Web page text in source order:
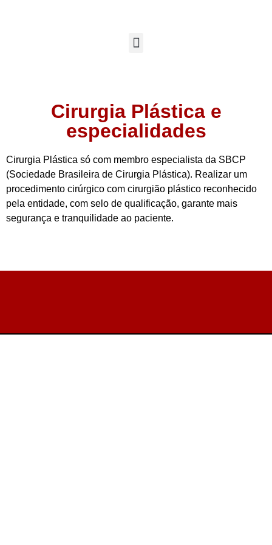
Cirurgia Plástica e
especialidades
Cirurgia Plástica só com membro especialista da SBCP
(Sociedade Brasileira de Cirurgia Plástica). Realizar um
procedimento cirúrgico com cirurgião plástico reconhecido
pela entidade, com selo de qualificação, garante mais
segurança e tranquilidade ao paciente.